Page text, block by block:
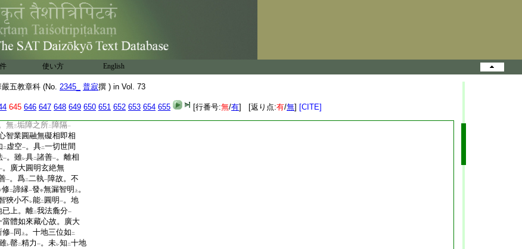
使い方 English
五教章科 (No. 2345_ 普寂撰 ) in Vol. 73
645 646 647 648 649 650 651 652 653 654 655 [行番号:無/有] [返り点:有/無] [CITE]
具 平等清淨等義一。
。各有 所 司。十度十眞
又初二三地。如 レ
次
照明有
四。謂道品
･波羅蜜智明。此四
淨 一。細惑淨盡。
無功用地 一。一切法本
大夢覺 。一切色心
一。唯是一眞法界如
無三垢障之所二 障隔一
智業圓融無礙相即相
二 虚空一。具二一切世間
一。雖レ具二諸善一。離相
。廣大圓明玄絶無
一。爲二二執一障故。不
修二諦縁一發中無漏智明 上 。
狹小不 レ能二 圓明 一。地
已上。離二我法麁分一
當體如來藏心故。廣大
修一 同 上 。十地三位如 二
レ罄二精力 一。未レ知 二十地